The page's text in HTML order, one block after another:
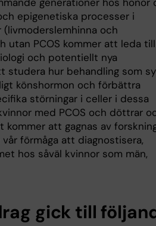
epigenetiska processer i
och
utan PCOS kommer att leda till
och potentiellt nya
studera hur behandling som
könshormon och förbättra
störningar i celler i dessa
med PCOS och döttrar
att gagnas av
förmåga att diagnostisera,
hos såväl kvinnor som män,
gick till